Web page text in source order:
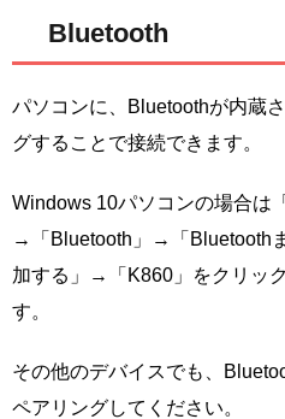
Bluetooth
パソコンに、Bluetoothが内蔵
グすることで接続できます。
Windows 10パソコンの場合は
→「Bluetooth」→「Bluetooth
加する」→「K860」をクリッ
す。
その他のデバイスでも、
ペアリングしてください。